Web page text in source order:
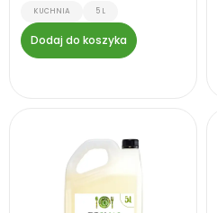
KUCHNIA 5 L
Dodaj do koszyka